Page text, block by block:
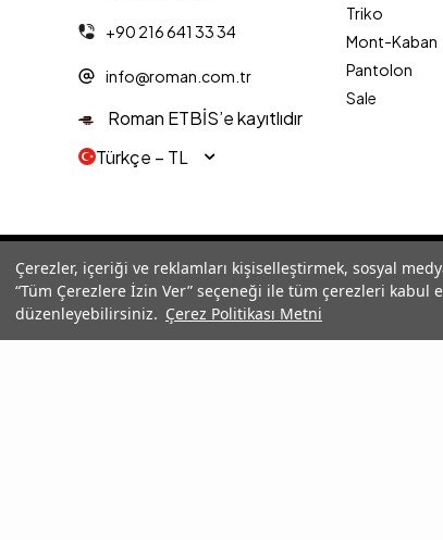
Çerezler, içeriği ve reklamları kişiselleştirmek, sosyal
“Tüm Çerezlere İzin Ver” seçeneği ile tüm çerezleri kabul
düzenleyebilirsiniz. Çerez Politikası Metni
+90 216 641 33 34
info@roman.com.tr
Roman ETBİS’e kayıtlıdır
Türkçe − TL
Triko
Mont-Kaban
Pantolon
Sale
© 2025 Roman® Tüm Hakları Saklıdır, İzinsiz